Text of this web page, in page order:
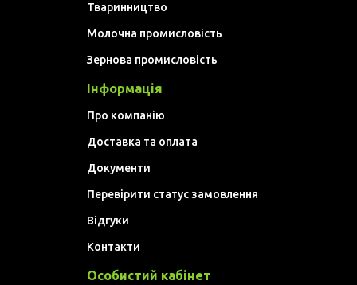
Тваринництво
Молочна промисловість
Зернова промисловість
Інформація
Про компанію
Доставка та оплата
Документи
Перевірити статус замовлення
Відгуки
Контакти
Особистий кабінет